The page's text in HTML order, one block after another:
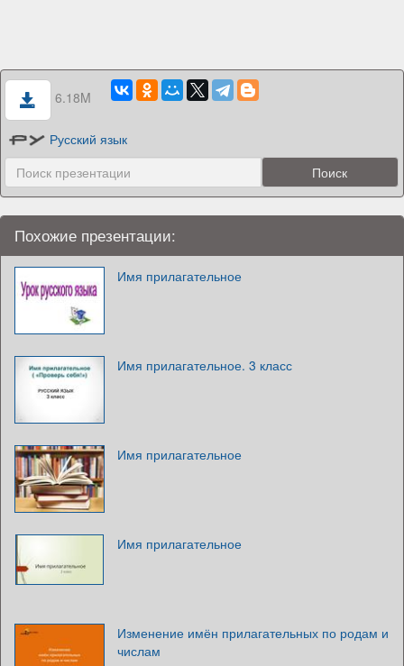
6.18M
Русский язык
Похожие презентации:
Имя прилагательное
Имя прилагательное. 3 класс
Имя прилагательное
Имя прилагательное
Изменение имён прилагательных по родам и
числам